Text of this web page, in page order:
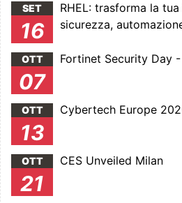
SET
16
RHEL: trasforma la
sicurezza,
OTT
07
Fortinet Security Day -
OTT
13
Cybertech Europe
OTT
21
CES Unveiled Milan